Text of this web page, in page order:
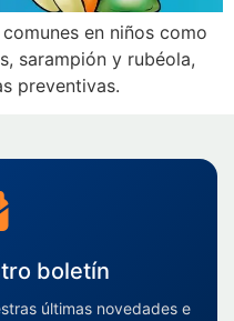
en niños como
sarampión y rubéola,
preventivas.
boletín
últimas novedades e